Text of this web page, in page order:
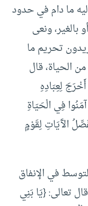
ما دام في حدود
بالغير، ونعى
تحريم ما
الحياة، قال
لِعِبَادِهِ
فِي الْحَيَاةِ
الآَيَاتِ لِقَوْمٍ
في الإنفاق
تعالى: {يَا بَنِي